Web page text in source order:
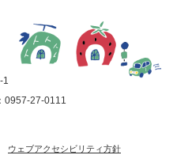
0957-27-0111
ウェブアクセシビリティ方針